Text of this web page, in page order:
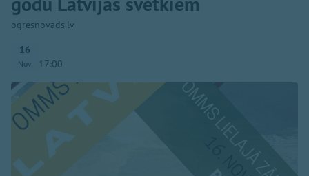
ogresnovads.lv
16
Nov 17:00